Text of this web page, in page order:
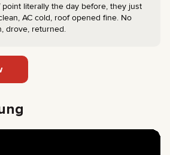
literally the day before, they just
AC cold, roof opened fine. No
drove, returned.